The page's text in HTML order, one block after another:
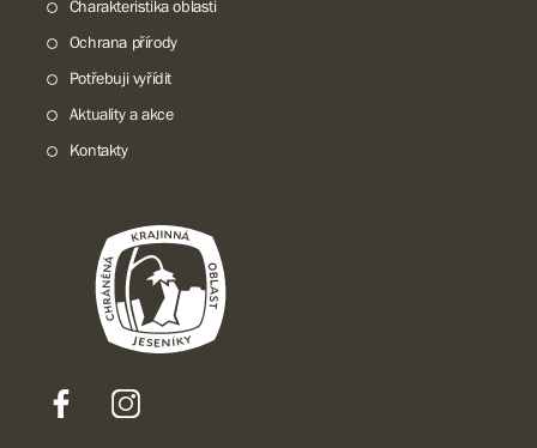
Charakteristika oblasti
Ochrana přírody
Potřebuji vyřídit
Aktuality a akce
Kontakty